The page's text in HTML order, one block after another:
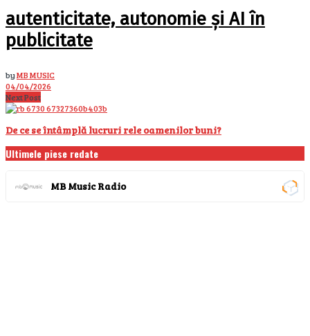
autenticitate, autonomie și AI în
publicitate
byMB MUSIC
04/04/2026
Next Post
De ce se întâmplă lucruri rele oamenilor buni?
Ultimele piese redate
MB Music Radio